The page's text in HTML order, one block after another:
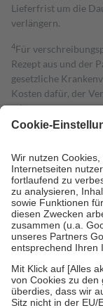
Lieferfrist um die
verlängern.
4Für
Rezept aus und der
gesetzliche
Kosten dafür, der
mit.
Grundsätzlich
höchstens zehn Euro.
Kosten der Leistung
Diese Regeln gelten
Bei Heilmitteln und
Zuzahlung zehn
Verordnung.
Um das
stärken und die
fallenkeine
• Kindern und
mit Ausnahme der